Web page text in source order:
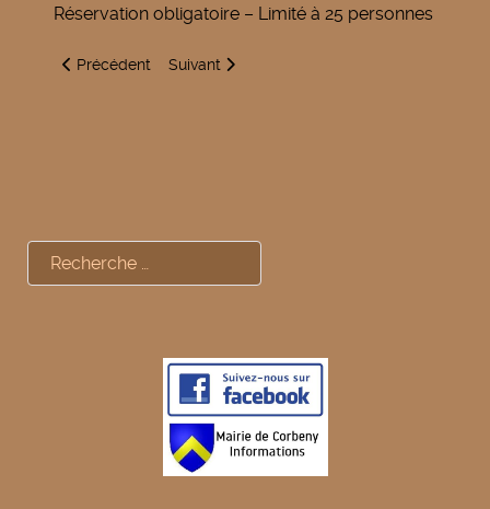
Réservation obligatoire – Limité à 25 personnes
Article précédent : L’arbre lecteur
Précédent Article suivant : Rendez-vous Philo
Suivant
Rechercher